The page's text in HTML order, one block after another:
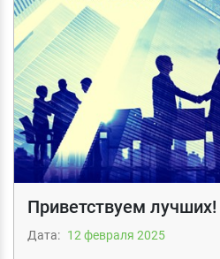
Приветствуем лучших!
Дата: 12 февраля 2025